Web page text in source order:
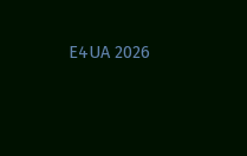
E4UA 2026